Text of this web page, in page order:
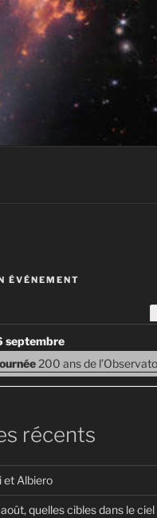
ÉVÉNEMENT
septembre
200 ans de
récents
et Albiero
quelles cibles dans le ciel